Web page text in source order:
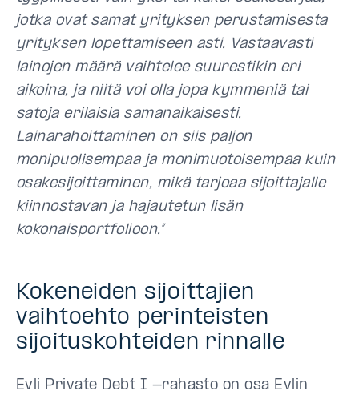
jotka ovat samat yrityksen perustamisesta
yrityksen lopettamiseen asti. Vastaavasti
lainojen määrä vaihtelee suurestikin eri
aikoina, ja niitä voi olla jopa kymmeniä tai
satoja erilaisia samanaikaisesti.
Lainarahoittaminen on siis paljon
monipuolisempaa ja monimuotoisempaa kuin
osakesijoittaminen, mikä tarjoaa sijoittajalle
kiinnostavan ja hajautetun lisän
kokonaisportfolioon.”
Kokeneiden sijoittajien
vaihtoehto perinteisten
sijoituskohteiden rinnalle
Evli Private Debt I -rahasto on osa Evlin